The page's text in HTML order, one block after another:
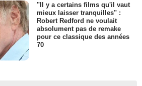
"Il y a certains films qu'il vaut
mieux laisser tranquilles" :
Robert Redford ne voulait
absolument pas de remake
pour ce classique des années
70